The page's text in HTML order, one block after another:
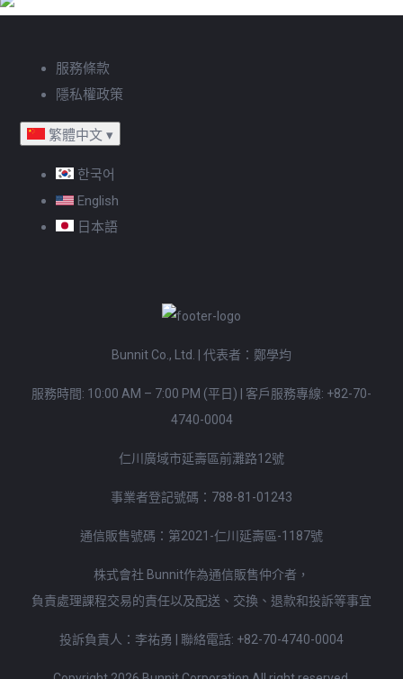
服務條款
隱私權政策
繁體中文 ▾
한국어
English
日本語
Bunnit Co., Ltd. | 代表者：鄭學均
服務時間: 10:00 AM – 7:00 PM (平日) 客戶服務專線: +82-70-
4740-0004
仁川廣域市延壽區前灘路12號
事業者登記號碼：788-81-01243
通信販售號碼：第2021-仁川延壽區-1187號
株式會社 Bunnit作為通信販售仲介者，
負責處理課程交易的責任以及配送、交換、退款和投訴等事宜
投訴負責人：李祐勇 | 聯絡電話: +82-70-4740-0004